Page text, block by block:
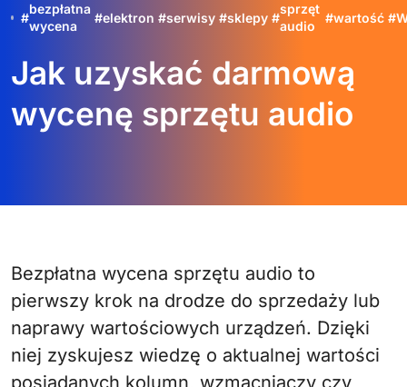
#
bezpłatna
wycena
#elektron #serwisy #sklepy #
sprzęt
audio
#wartość #
Jak uzyskać darmową
wycenę sprzętu audio
Bezpłatna wycena sprzętu audio to
pierwszy krok na drodze do sprzedaży lub
naprawy wartościowych urządzeń. Dzięki
niej zyskujesz wiedzę o aktualnej wartości
posiadanych kolumn, wzmacniaczy czy